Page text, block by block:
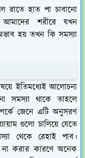
রাতে হাত পা চাবানো
আমাদের শরীরে যখন
অভাব হয় তখন কি সমস্যা
ইতিমধ্যেই আলোচনা
সমস্যা থাকে তাহলে
জেনে এটি অনুসরণ
গুলো চালিয়ে যেতে
থেকে রেহাই পাব।
না করার কারণে অনেক